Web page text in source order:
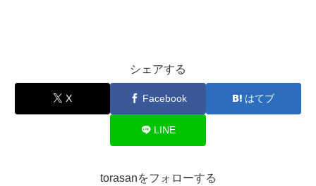
シェアする
X Facebook はてブ
LINE
torasanをフォローする